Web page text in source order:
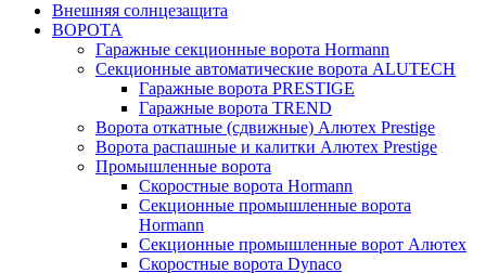
Внешняя солнцезащита
ВОРОТА
Гаражные секционные ворота Hormann
Секционные автоматические ворота ALUTECH
Гаражные ворота PRESTIGE
Гаражные ворота TREND
Ворота откатные (сдвижные) Алютех Prestige
Ворота распашные и калитки Алютех Prestige
Промышленные ворота
Скоростные ворота Hormann
Секционные промышленные ворота
Hormann
Секционные промышленные ворот Алютех
Скоростные ворота Dynaco